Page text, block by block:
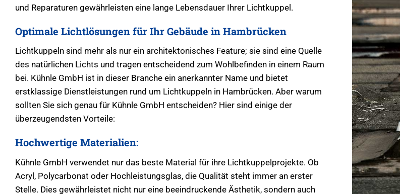
und Reparaturen gewährleisten eine lange Lebensdauer Ihrer Lichtkuppel.
Optimale Lichtlösungen für Ihr Gebäude in Hambrücken
Lichtkuppeln sind mehr als nur ein architektonisches Feature; sie sind eine Quelle
des natürlichen Lichts und tragen entscheidend zum Wohlbefinden in einem Raum
bei. Kühnle GmbH ist in dieser Branche ein anerkannter Name und bietet
erstklassige Dienstleistungen rund um Lichtkuppeln in Hambrücken. Aber warum
sollten Sie sich genau für Kühnle GmbH entscheiden? Hier sind einige der
überzeugendsten Vorteile:
Hochwertige Materialien:
Kühnle GmbH verwendet nur das beste Material für ihre Lichtkuppelprojekte. Ob
Acryl, Polycarbonat oder Hochleistungsglas, die Qualität steht immer an erster
Stelle. Dies gewährleistet nicht nur eine beeindruckende Ästhetik, sondern auch